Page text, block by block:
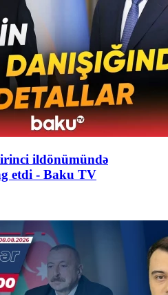
ildönümündə
etdi - Baku TV